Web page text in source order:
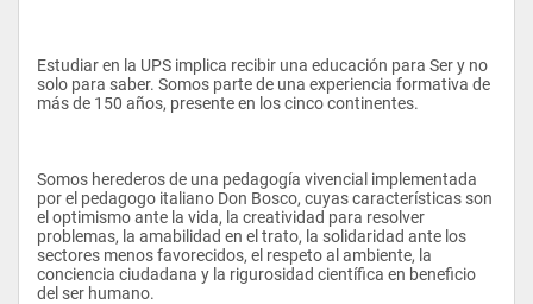
Estudiar en la UPS implica recibir una educación para Ser y no
solo para saber. Somos parte de una experiencia formativa de
más de 150 años, presente en los cinco continentes.
Somos herederos de una pedagogía vivencial implementada
por el pedagogo italiano Don Bosco, cuyas características son
el optimismo ante la vida, la creatividad para resolver
problemas, la amabilidad en el trato, la solidaridad ante los
sectores menos favorecidos, el respeto al ambiente, la
conciencia ciudadana y la rigurosidad científica en beneficio
del ser humano.